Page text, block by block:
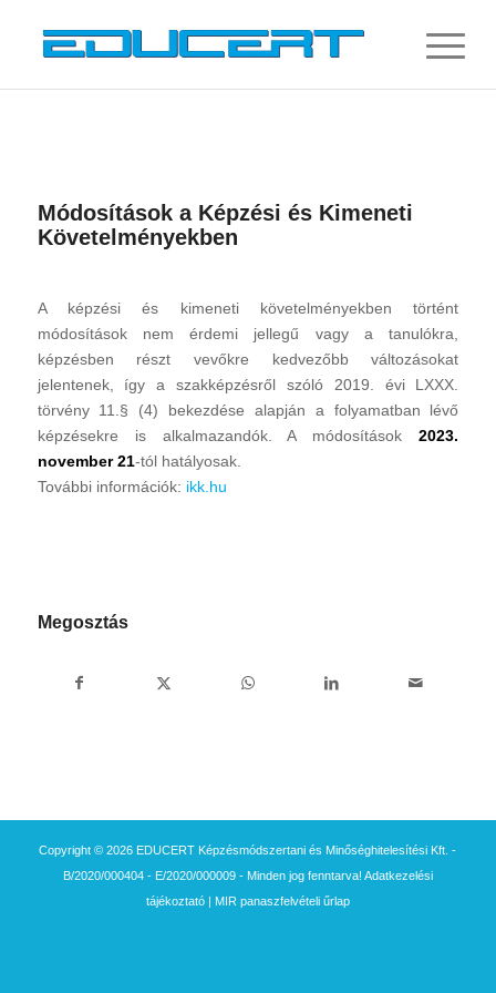
Módosítások a Képzési és Kimeneti
Követelményekben
A képzési és kimeneti követelményekben történt
módosítások nem érdemi jellegű vagy a tanulókra,
képzésben részt vevőkre kedvezőbb változásokat
jelentenek, így a szakképzésről szóló 2019. évi LXXX.
törvény 11.§ (4) bekezdése alapján a folyamatban lévő
képzésekre is alkalmazandók. A módosítások2023.
november 21-tól hatályosak.
További információk: ikk.hu
Megosztás
Copyright © 2026 EDUCERT Képzésmódszertani és Minőséghitelesítési Kft. -
B/2020/000404 - E/2020/000009 - Minden jog fenntarva! Adatkezelési
tájékoztató| MIR panaszfelvételi űrlap